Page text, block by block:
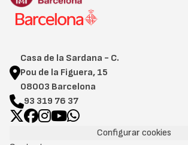
Casa de la Sardana - C.
Pou de la Figuera, 15
08003 Barcelona
93 319 76 37
Configurar cookies